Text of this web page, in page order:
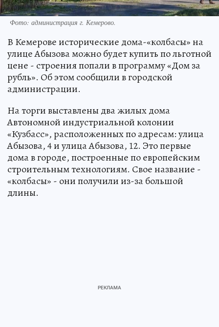
Фото: администрация г. Кемерово.
В Кемерове исторические дома-«колбасы» на
улице Абызова можно будет купить по льготной
цене - строения попали в программу «Дом за
рубль». Об этом сообщили в городской
администрации.
На торги выставлены два жилых дома
Автономной индустриальной колонии
«Кузбасс», расположенных по адресам: улица
Абызова, 4 и улица Абызова, 12. Это первые
дома в городе, построенные по европейским
строительным технологиям. Свое название -
«колбасы» - они получили из-за большой
длины.